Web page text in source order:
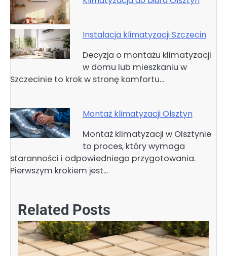
Instalacja klimatyzacji Szczecin
Decyzja o montażu klimatyzacji
w domu lub mieszkaniu w
Szczecinie to krok w stronę komfortu…
Montaż klimatyzacji Olsztyn
Montaż klimatyzacji w Olsztynie
to proces, który wymaga
staranności i odpowiedniego przygotowania.
Pierwszym krokiem jest…
Related Posts